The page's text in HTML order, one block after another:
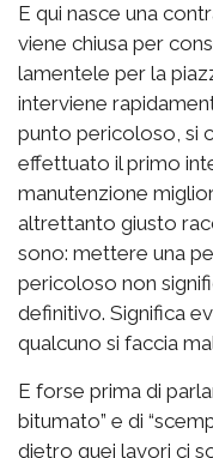
E qui nasce una
viene chiusa per
lamentele per la
interviene
punto pericoloso, si
effettuato il primo
manutenzione
altrettanto giusto
sono: mettere una
pericoloso non
definitivo. Significa
qualcuno si faccia
E forse prima di
bitumato” e di
dietro quei lavori ci